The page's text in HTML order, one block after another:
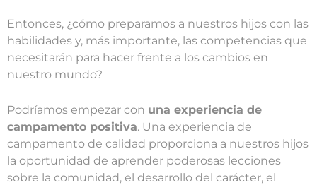
Entonces, ¿cómo preparamos a nuestros hijos con las
habilidades y, más importante, las competencias que
necesitarán para hacer frente a los cambios en
nuestro mundo?
Podríamos empezar con una experiencia de
campamento positiva. Una experiencia de
campamento de calidad proporciona a nuestros hijos
la oportunidad de aprender poderosas lecciones
sobre la comunidad, el desarrollo del carácter, el